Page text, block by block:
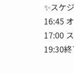
✨スケ
16:45
17:00
19:30終